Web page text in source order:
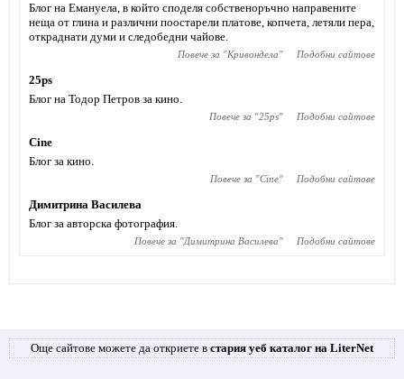
Блог на Емануела, в който споделя собственоръчно направените
неща от глина и различни поостарели платове, копчета, летяли пера,
откраднати думи и следобедни чайове.
Повече за "Кривондела" Подобни сайтове
25ps
Блог на Тодор Петров за кино.
Повече за "25ps" Подобни сайтове
Cine
Блог за кино.
Повече за "Cine" Подобни сайтове
Димитрина Василева
Блог за авторска фотография.
Повече за "Димитрина Василева" Подобни сайтове
Още сайтове можете да откриете в стария уеб каталог на LiterNet